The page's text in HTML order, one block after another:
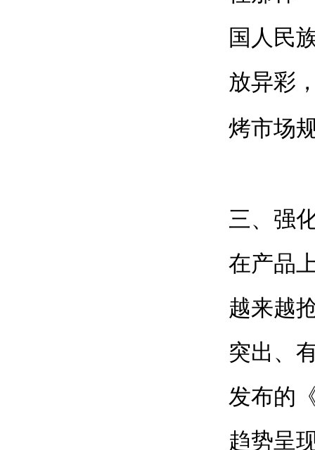
国人民
放异彩
烤市场
三、强
在产品
越来越
突出、
发布的
趋势呈